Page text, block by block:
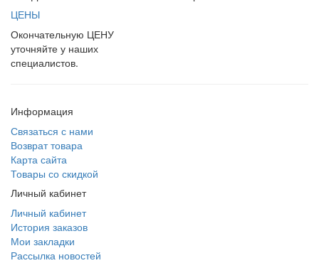
ЦЕНЫ
Окончательную ЦЕНУ
уточняйте у наших
специалистов.
Информация
Связаться с нами
Возврат товара
Карта сайта
Товары со скидкой
Личный кабинет
Личный кабинет
История заказов
Мои закладки
Рассылка новостей